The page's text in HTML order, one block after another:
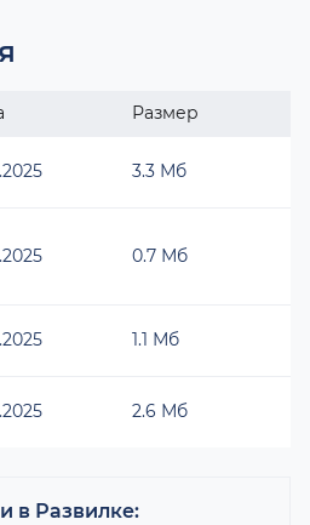
Размер
3.3 Мб
0.7 Мб
1.1 Мб
2.6 Мб
в Развилке: